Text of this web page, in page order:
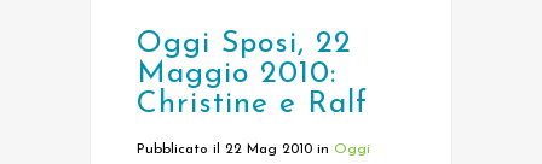
Oggi Sposi, 22
Maggio 2010:
Christine e Ralf
Pubblicato il 22 Mag 2010 in Oggi